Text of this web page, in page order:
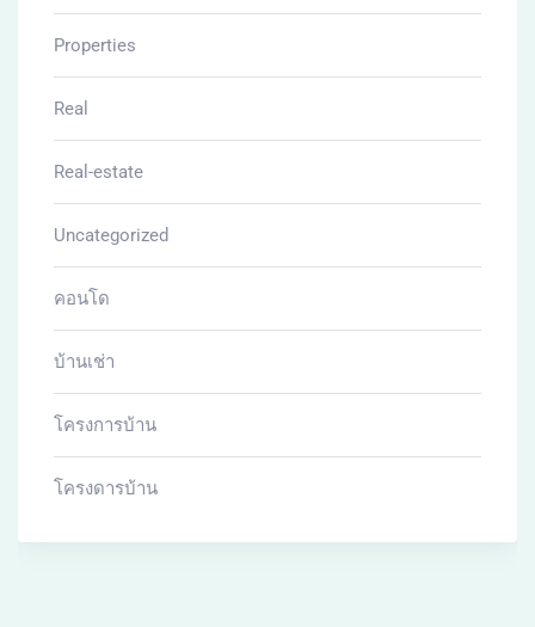
Properties
Real
Real-estate
Uncategorized
คอนโด
บ้านเช่า
โครงการบ้าน
โครงดารบ้าน